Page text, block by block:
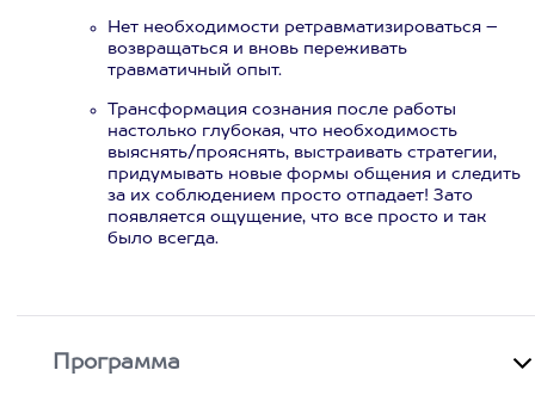
Нет необходимости ретравматизироваться –
возвращаться и вновь переживать
травматичный опыт.
Трансформация сознания после работы
настолько глубокая, что необходимость
выяснять/прояснять, выстраивать стратегии,
придумывать новые формы общения и следить
за их соблюдением просто отпадает! Зато
появляется ощущение, что все просто и так
было всегда.
Программа